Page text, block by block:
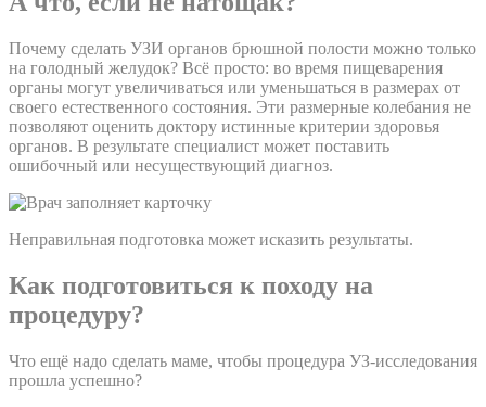
Почему сделать УЗИ органов брюшной полости можно только
на голодный желудок? Всё просто: во время пищеварения
органы могут увеличиваться или уменьшаться в размерах от
своего естественного состояния. Эти размерные колебания не
позволяют оценить доктору истинные критерии здоровья
органов. В результате специалист может поставить
ошибочный или несуществующий диагноз.
Неправильная подготовка может исказить результаты.
Как подготовиться к походу на
процедуру?
Что ещё надо сделать маме, чтобы процедура УЗ-исследования
прошла успешно?